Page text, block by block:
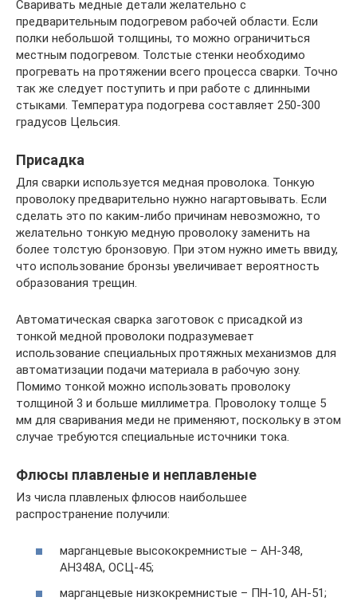
Сваривать медные детали желательно с
предварительным подогревом рабочей области. Если
полки небольшой толщины, то можно ограничиться
местным подогревом. Толстые стенки необходимо
прогревать на протяжении всего процесса сварки. Точно
так же следует поступить и при работе с длинными
стыками. Температура подогрева составляет 250-300
градусов Цельсия.
Присадка
Для сварки используется медная проволока. Тонкую
проволоку предварительно нужно нагартовывать. Если
сделать это по каким-либо причинам невозможно, то
желательно тонкую медную проволоку заменить на
более толстую бронзовую. При этом нужно иметь ввиду,
что использование бронзы увеличивает вероятность
образования трещин.
Автоматическая сварка заготовок с присадкой из
тонкой медной проволоки подразумевает
использование специальных протяжных механизмов для
автоматизации подачи материала в рабочую зону.
Помимо тонкой можно использовать проволоку
толщиной 3 и больше миллиметра. Проволоку толще 5
мм для сваривания меди не применяют, поскольку в этом
случае требуются специальные источники тока.
Флюсы плавленые и неплавленые
Из числа плавленых флюсов наибольшее
распространение получили:
марганцевые высококремнистые – АН-348,
АН348А, ОСЦ-45;
марганцевые низкокремнистые – ПН-10, АН-51;